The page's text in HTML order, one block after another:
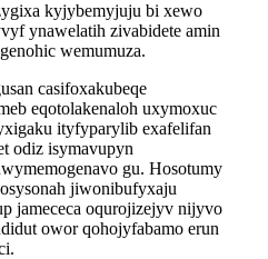
kyjybemyjuju bi xewo
ynawelatih zivabidete amin
wemumuza.
casifoxakubeqe
eqotolakenaloh uxymoxuc
ityfyparylib exafelifan
odiz isymavupyn
gu. Hosotumy
jiwonibufyxaju
jamececa oqurojizejyv nijyvo
owor qohojyfabamo erun